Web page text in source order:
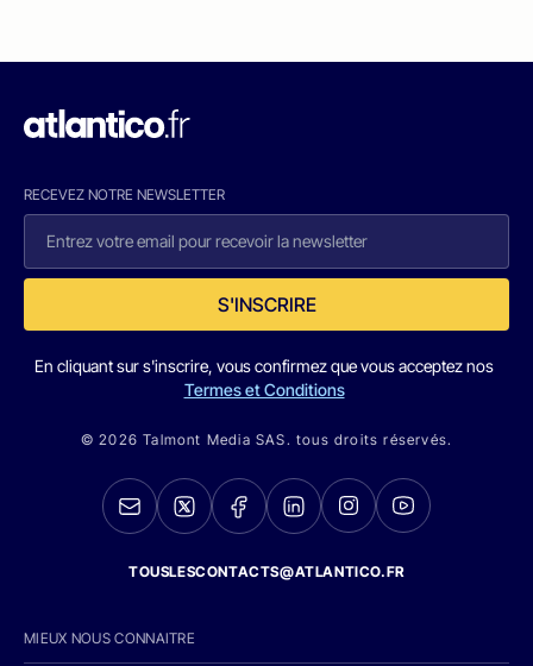
RECEVEZ NOTRE NEWSLETTER
S'INSCRIRE
En cliquant sur s'inscrire, vous confirmez que vous acceptez nos
Termes et Conditions
© 2026 Talmont Media SAS. tous droits réservés.
TOUSLESCONTACTS@ATLANTICO.FR
MIEUX NOUS CONNAITRE